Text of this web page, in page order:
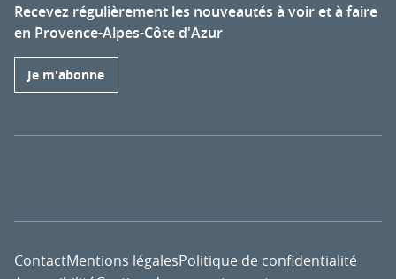
Recevez régulièrement les nouveautés à voir et à faire
en Provence-Alpes-Côte d'Azur
Je m'abonne
ContactMentions légalesPolitique de confidentialité